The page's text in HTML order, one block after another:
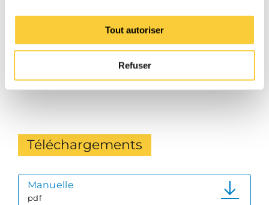
Tout autoriser
Refuser
raccord
débit
Téléchargements
Manuelle
pdf